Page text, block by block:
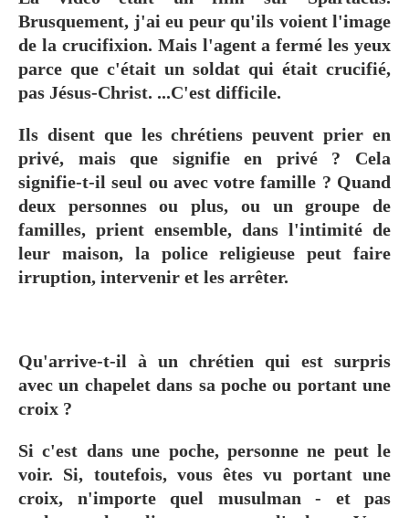
Brusquement, j'ai eu peur qu'ils voient l'image
de la crucifixion. Mais l'agent a fermé les yeux
parce que c'était un soldat qui était crucifié,
pas Jésus-Christ. ...C'est difficile.
Ils disent que les chrétiens peuvent prier en
privé, mais que signifie en privé ? Cela
signifie-t-il seul ou avec votre famille ? Quand
deux personnes ou plus, ou un groupe de
familles, prient ensemble, dans l'intimité de
leur maison, la police religieuse peut faire
irruption, intervenir et les arrêter.
Qu'arrive-t-il à un chrétien qui est surpris
avec un chapelet dans sa poche ou portant une
croix ?
Si c'est dans une poche, personne ne peut le
voir. Si, toutefois, vous êtes vu portant une
croix, n'importe quel musulman - et pas